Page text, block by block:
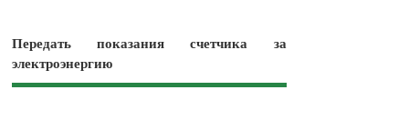
Передать показания счетчика за
электроэнергию